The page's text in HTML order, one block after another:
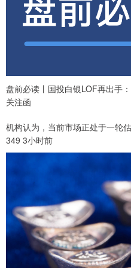
盘前必读丨国投白银LOF再出手
关注函
机构认为，当前市场正处于一轮
349 3小时前